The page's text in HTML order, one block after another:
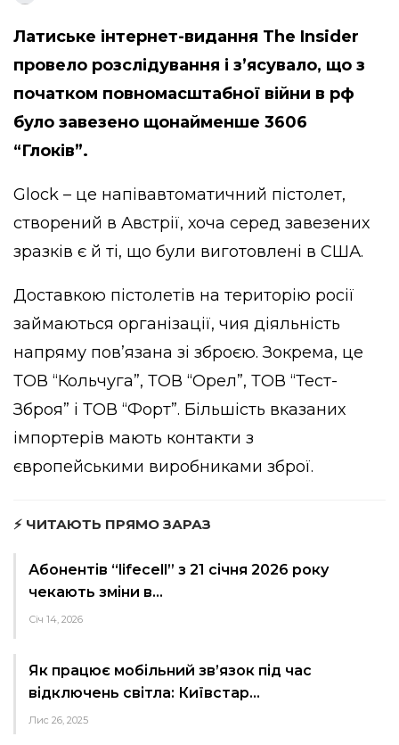
Латиське інтернет-видання The Insider
провело розслідування і з’ясувало, що з
початком повномасштабної війни в рф
було завезено щонайменше 3606
“Глоків”.
Glock – це напівавтоматичний пістолет,
створений в Австрії, хоча серед завезених
зразків є й ті, що були виготовлені в США.
Доставкою пістолетів на територію росії
займаються організації, чия діяльність
напряму пов’язана зі зброєю. Зокрема, це
ТОВ “Кольчуга”, ТОВ “Орел”, ТОВ “Тест-
Зброя” і ТОВ “Форт”. Більшість вказаних
імпортерів мають контакти з
європейськими виробниками зброї.
⚡ ЧИТАЮТЬ ПРЯМО ЗАРАЗ
Абонентів “lifecell” з 21 січня 2026 року
чекають зміни в…
Січ 14, 2026
Як працює мобільний зв’язок під час
відключень світла: Київстар…
Лис 26, 2025